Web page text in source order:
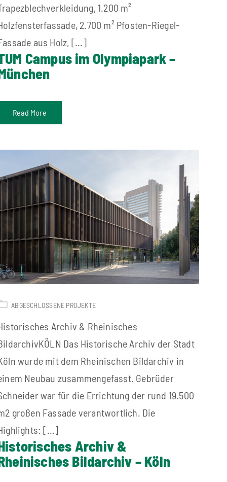
1.200 m²
2.700 m² Pfosten-Riegel-
aus Holz, [...]
Campus im Olympiapark –
Read More
ABGESCHLOSSENE PROJEKTE
Archiv & Rheinisches
Das Historische Archiv der Stadt
wurde mit dem Rheinischen Bildarchiv in
Neubau zusammengefasst. Gebrüder
war für die Errichtung der rund 19.500
großen Fassade verantwortlich. Die
[...]
Archiv &
Bildarchiv – Köln